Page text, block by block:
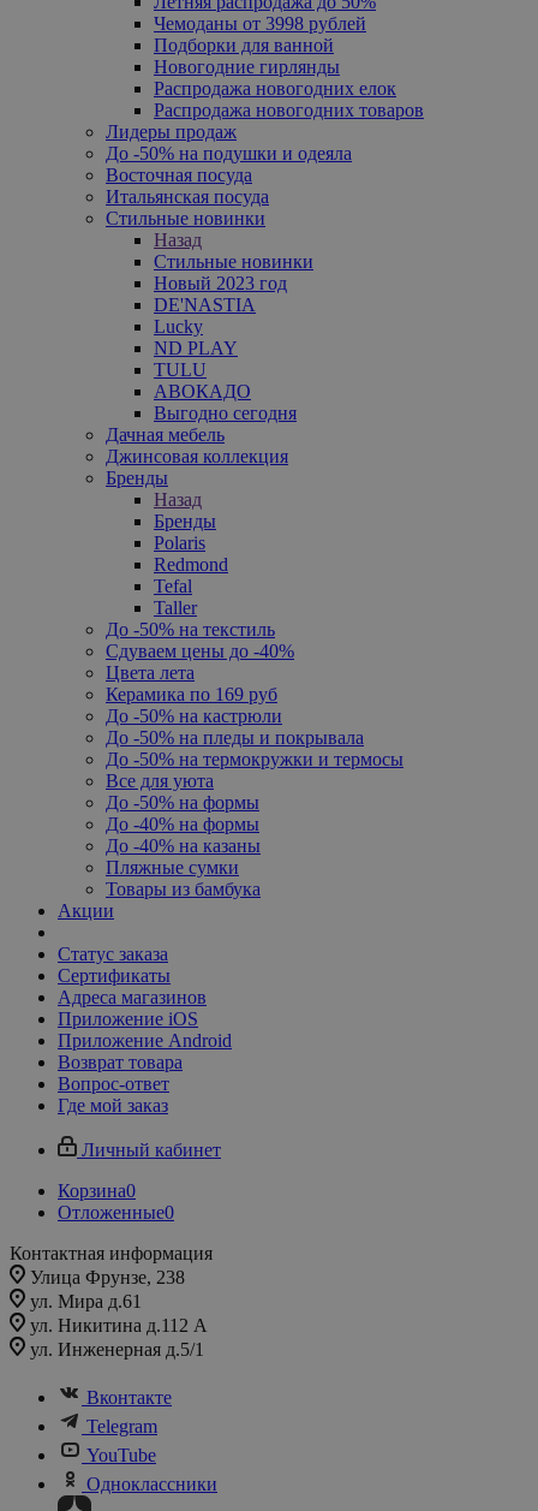
Чемоданы от 3998 рублей
Подборки для ванной
Новогодние гирлянды
Распродажа новогодних елок
Распродажа новогодних товаров
Лидеры продаж
До -50% на подушки и одеяла
Восточная посуда
Итальянская посуда
Стильные новинки
Назад
Стильные новинки
Новый 2023 год
DE'NASTIA
Lucky
ND PLAY
TULU
АВОКАДО
Выгодно сегодня
Дачная мебель
Джинсовая коллекция
Бренды
Назад
Бренды
Polaris
Redmond
Tefal
Taller
До -50% на текстиль
Сдуваем цены до -40%
Цвета лета
Керамика по 169 руб
До -50% на кастрюли
До -50% на пледы и покрывала
До -50% на термокружки и термосы
Все для уюта
До -50% на формы
До -40% на формы
До -40% на казаны
Пляжные сумки
Товары из бамбука
Акции
Статус заказа
Сертификаты
Адреса магазинов
Приложение iOS
Приложение Android
Возврат товара
Вопрос-ответ
Где мой заказ
Личный кабинет
Корзина0
Отложенные0
Контактная информация
Улица Фрунзе, 238​
ул. Мира д.61
ул. Никитина д.112 А
ул. Инженерная д.5/1
Вконтакте
Telegram
YouTube
Одноклассники